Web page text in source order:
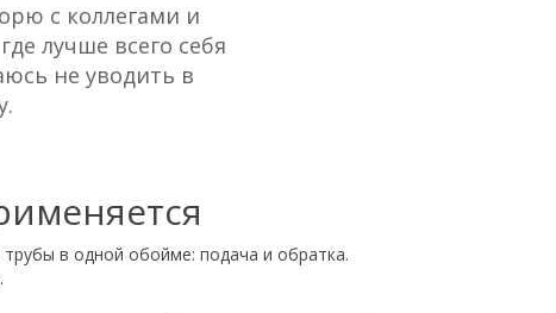
с коллегами и
лучше всего себя
не уводить в
в одной обойме: подача и обратка.